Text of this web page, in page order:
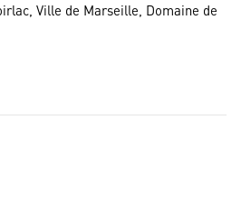
Ville de Marseille, Domaine de